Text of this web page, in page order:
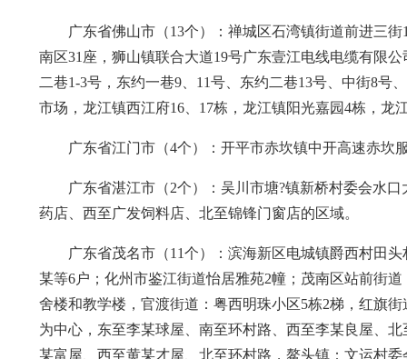
广东省佛山市（13个）：禅城区石湾镇街道前进三
南区31座，狮山镇联合大道19号广东壹江电线电缆有限
二巷1-3号，东约一巷9、11号、东约二巷13号、中街8
市场，龙江镇西江府16、17栋，龙江镇阳光嘉园4栋，
广东省江门市（4个）：开平市赤坎镇中开高速赤坎
广东省湛江市（2个）：吴川市塘?镇新桥村委会水
药店、西至广发饲料店、北至锦锋门窗店的区域。
广东省茂名市（11个）：滨海新区电城镇爵西村田
某等6户；化州市鉴江街道怡居雅苑2幢；茂南区站前街
舍楼和教学楼，官渡街道：粤西明珠小区5栋2梯，红旗
为中心，东至李某球屋、南至环村路、西至李某良屋、
某富屋、西至黄某才屋、北至环村路，鳌头镇：文运村